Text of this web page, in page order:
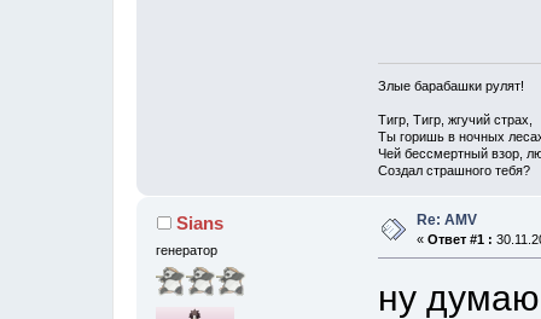
Злые барабашки рулят!
Тигр, Тигр, жгучий страх,
Ты горишь в ночных
Чей бессмертный взор,
Создал страшного тебя?
Sians
генератор
Re: AMV
« Ответ #1 :
ну